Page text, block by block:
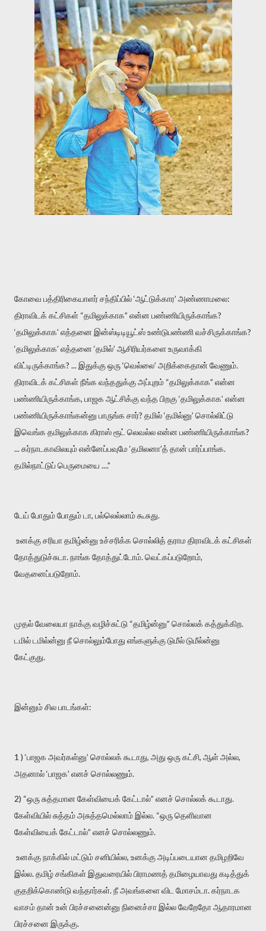
கோவை பத்திரிகையாளர் சந்திப்பில் ‘ஆட்டுக்கார’ அண்ணாமலை:
திராவிடக் கட்சிகள் “தமிலுக்காக” என்ன பண்ணியிருக்காங்க?
‘தமிலுக்காக’ எத்தனை இன்ஸ்டிடியூட்ஸ் உண்டுபண்ணி வச்சிருக்காங்க?
‘தமிலுக்காக’ எத்தனை ‘தமில்’ ஆசிரியர்களை உருவாக்கி
விட்டிருக்காங்க? ... இதுக்கு ஒரு ‘வெல்லை’ அறிக்கைதான் வேணும்.
திராவிடக் கட்சிகள் நீங்க வந்ததுக்கு அப்புறம் “தமிலுக்காக” என்ன
பண்ணியிருக்காங்க, பாஜக ஆட்சிக்கு வந்த பிறகு ‘தமிலுக்காக’ என்ன
பண்ணியிருக்காங்கன்னு பாருங்க சார்? தமில் ‘தமில்னு’ சொல்லிட்டு
இவெங்க தமிலுக்காக கிராஸ் ரூட் லெவல்ல என்ன பண்ணியிருக்காங்க?
... கர்நாடகாவிலயும் என்னேப்பவுமே ‘தமிலனா’த் தான் பார்ப்பாங்க.
தமில்நாட்டுப் பெருமையை ....”
டேய் போதும் போதும் டா, பல்லெல்லாம் கூசுது.
உனக்கு சரியா தமிழ்ன்னு உச்சரிக்க சொல்லித் தராம திராவிடக் கட்சிகள்
தோத்துடுச்சுடா. நாங்க தோத்துட்டோம். வெட்கப்படுறோம்,
வேதனைப்படுறோம்.
முதல் வேலையா நாக்கு வழிச்சுட்டு “தமிழ்ன்னு” சொல்லக் கத்துக்கிற.
டமில் டமில்ன்னு நீ சொல்லும்போது எங்களுக்கு டுமீல் டுமீல்ன்னு
கேட்குது.
இன்னும் சில பாடங்கள்:
1 ) ‘பாஜக அவர்கள்னு’ சொல்லக் கூடாது, அது ஒரு கட்சி, ஆள் அல்ல,
அதனால் ‘பாஜக’ எனச் சொல்லணும்.
2) “ஒரு சுத்தமான கேள்வியைக் கேட்டால்” எனச் சொல்லக் கூடாது.
கேள்வியில் சுத்தம் அசுத்தமெல்லாம் இல்ல. “ஒரு தெளிவான
கேள்வியைக் கேட்டால்” எனச் சொல்லணும்.
உனக்கு நாக்கில் மட்டும் சனியில்ல, உனக்கு அடிப்படையான தமிழறிவே
இல்ல. தமிழ் சங்கிகள் இதுவரையில் பிராமணத் தமிழையாவது கடித்துக்
குதறிக்கொண்டு வந்தார்கள். நீ அவங்களை விட மோசம்டா. கர்நாடக
வாசம் தான் உன் பிரச்சனைன்னு நினைச்சா இல்ல வேறேதோ ஆதாரமான
பிரச்சனை இருக்கு.